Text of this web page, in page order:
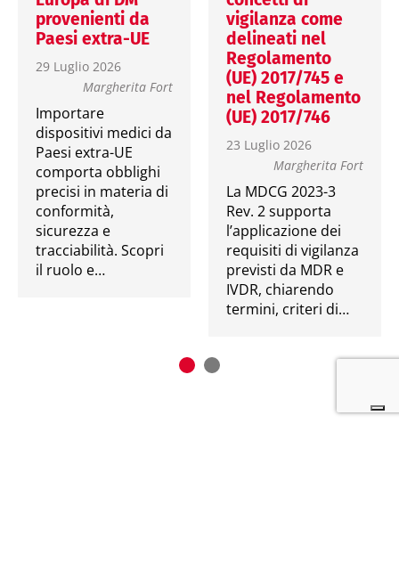
provenienti da
Paesi extra-UE
29 Luglio 2026
Margherita Fort
Importare
dispositivi medici da
Paesi extra-UE
comporta obblighi
precisi in materia di
conformità,
sicurezza e
tracciabilità. Scopri
il ruolo e…
vigilanza come
delineati nel
Regolamento
(UE) 2017/745 e
nel Regolamento
(UE) 2017/746
23 Luglio 2026
Margherita Fort
La MDCG 2023-3
Rev. 2 supporta
l’applicazione dei
requisiti di vigilanza
previsti da MDR e
IVDR, chiarendo
termini, criteri di…